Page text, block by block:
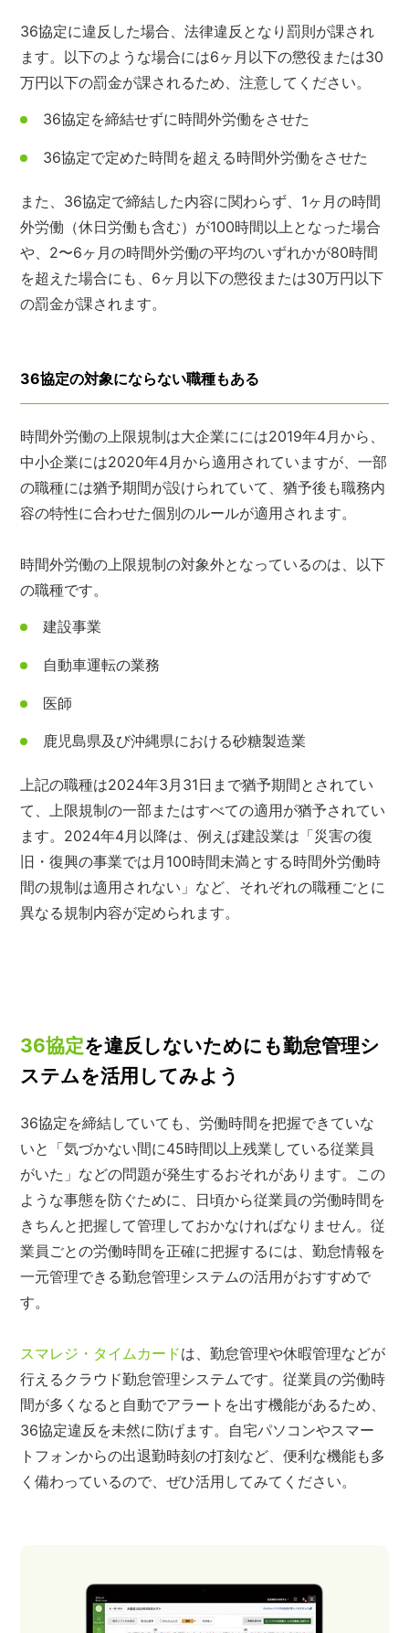
36協定に違反した場合、法律違反となり罰則が課され
ます。以下のような場合には6ヶ月以下の懲役または30
万円以下の罰金が課されるため、注意してください。
36協定を締結せずに時間外労働をさせた
36協定で定めた時間を超える時間外労働をさせた
また、36協定で締結した内容に関わらず、1ヶ月の時間
外労働（休日労働も含む）が100時間以上となった場合
や、2〜6ヶ月の時間外労働の平均のいずれかが80時間
を超えた場合にも、6ヶ月以下の懲役または30万円以下
の罰金が課されます。
36協定の対象にならない職種もある
時間外労働の上限規制は大企業にには2019年4月から、
中小企業には2020年4月から適用されていますが、一部
の職種には猶予期間が設けられていて、猶予後も職務内
容の特性に合わせた個別のルールが適用されます。
時間外労働の上限規制の対象外となっているのは、以下
の職種です。
建設事業
自動車運転の業務
医師
鹿児島県及び沖縄県における砂糖製造業
上記の職種は2024年3月31日まで猶予期間とされてい
て、上限規制の一部またはすべての適用が猶予されてい
ます。2024年4月以降は、例えば建設業は「災害の復
旧・復興の事業では月100時間未満とする時間外労働時
間の規制は適用されない」など、それぞれの職種ごとに
異なる規制内容が定められます。
36協定を違反しないためにも勤怠管理シ
ステムを活用してみよう
36協定を締結していても、労働時間を把握できていな
いと「気づかない間に45時間以上残業している従業員
がいた」などの問題が発生するおそれがあります。この
ような事態を防ぐために、日頃から従業員の労働時間を
きちんと把握して管理しておかなければなりません。従
業員ごとの労働時間を正確に把握するには、勤怠情報を
一元管理できる勤怠管理システムの活用がおすすめで
す。
スマレジ・タイムカードは、勤怠管理や休暇管理などが
行えるクラウド勤怠管理システムです。従業員の労働時
間が多くなると自動でアラートを出す機能があるため、
36協定違反を未然に防げます。自宅パソコンやスマー
トフォンからの出退勤時刻の打刻など、便利な機能も多
く備わっているので、ぜひ活用してみてください。